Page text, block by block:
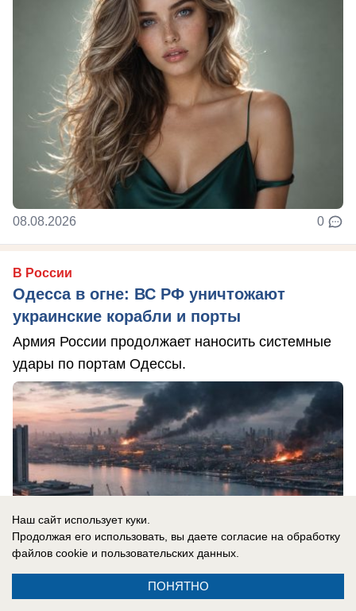
08.08.2026 0
В России
Одесса в огне: ВС РФ уничтожают
украинские корабли и порты
Армия России продолжает наносить системные
удары по портам Одессы.
Наш сайт использует куки.
Продолжая его использовать, вы даете согласие на обработку
файлов cookie и пользовательских данных.
ПОНЯТНО